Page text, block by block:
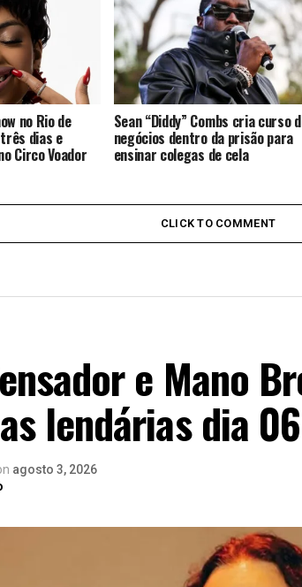
no Rio de
dias e
Circo Voador
Sean “Diddy” Combs cria curso
negócios dentro da prisão para
ensinar colegas de cela
CLICK TO COMMENT
e Mano
lendárias dia
agosto 3, 2026